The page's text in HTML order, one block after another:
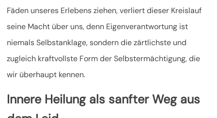
Fäden unseres Erlebens ziehen, verliert dieser Kreislauf
seine Macht über uns, denn Eigenverantwortung ist
niemals Selbstanklage, sondern die zärtlichste und
zugleich kraftvollste Form der Selbstermächtigung, die
wir überhaupt kennen.
Innere Heilung als sanfter Weg aus